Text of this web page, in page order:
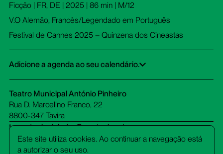
Ficção | FR, DE | 2025 | 86 min | M/12
V.O Alemão, Francês/Legendado em Português
Festival de Cannes 2025 – Quinzena dos Cineastas
Teatro Municipal António Pinheiro
Rua D. Marcelino Franco, 22
8800-347 Tavira
tm-antoniopinheiro@cm-tavira.pt
bilheteira.tm-antoniopinheiro@cm-tavira.pt
281 320 510
Adicione a agenda ao seu calendário.
Este site utiliza cookies. Ao continuar a navegação está
a autorizar o seu uso.